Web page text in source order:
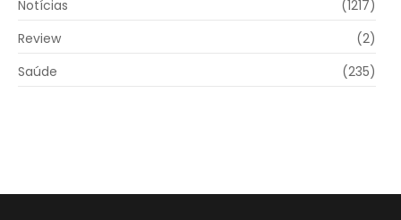
Notícias
(1217)
Review
(2)
Saúde
(235)